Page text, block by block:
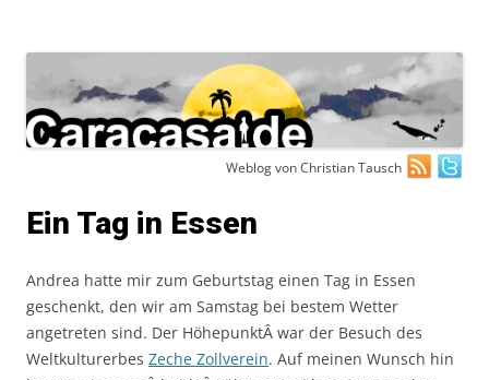
Weblog von Christian Tausch
Ein Tag in Essen
Andrea hatte mir zum Geburtstag einen Tag in Essen
geschenkt, den wir am Samstag bei bestem Wetter
angetreten sind. Der HöhepunktÂ war der Besuch des
Weltkulturerbes Zeche Zollverein. Auf meinen Wunsch hin